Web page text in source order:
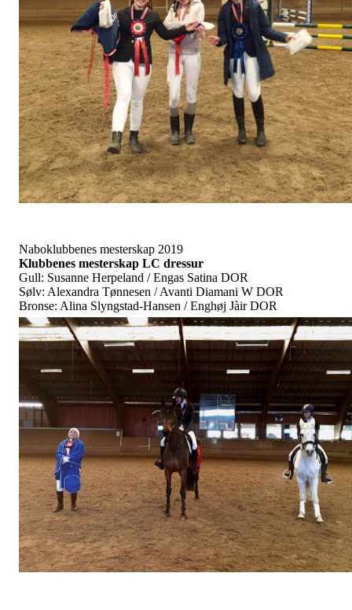
Naboklubbenes mesterskap 2019
Klubbenes mesterskap LC dressur
Gull: Susanne Herpeland / Engas Satina DOR
Sølv: Alexandra Tønnesen / Avanti Diamani W DOR
Bronse: Alina Slyngstad-Hansen / Enghøj Jàir DOR